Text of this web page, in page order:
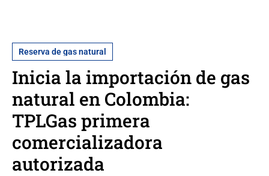
Reserva de gas natural
Inicia la importación de gas
natural en Colombia:
TPLGas primera
comercializadora
autorizada